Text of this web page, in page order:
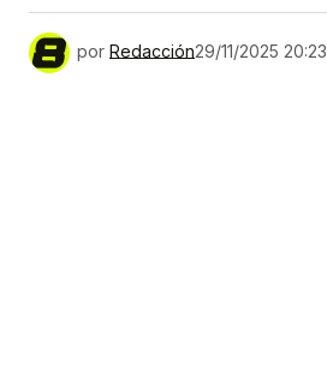
por Redacción29/11/2025 20:23